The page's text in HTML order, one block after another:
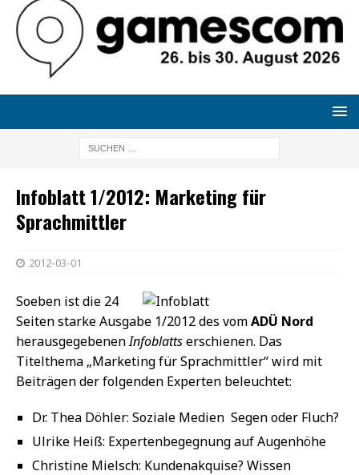
Infoblatt 1/2012: Marketing für
Sprachmittler
2012-03-01
Soeben ist die 24
Seiten starke Ausgabe 1/2012 des vomADÜ Nord
herausgegebenenInfoblattserschienen. Das
Titelthema „Marketing für Sprachmittler“ wird mit
Beiträgen der folgenden Experten beleuchtet:
Dr. Thea Döhler: Soziale Medien  Segen oder Fluch?
Ulrike Heiß: Expertenbegegnung auf Augenhöhe
Christine Mielsch: Kundenakquise? Wissen